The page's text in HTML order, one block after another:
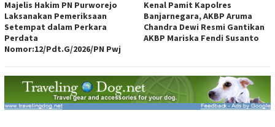
Majelis Hakim PN Purworejo
Laksanakan Pemeriksaan
Setempat dalam Perkara
Perdata
Nomor:12/Pdt.G/2026/PN Pwj
Kenal Pamit Kapolres
Banjarnegara, AKBP Aruma
Chandra Dewi Resmi Gantikan
AKBP Mariska Fendi Susanto